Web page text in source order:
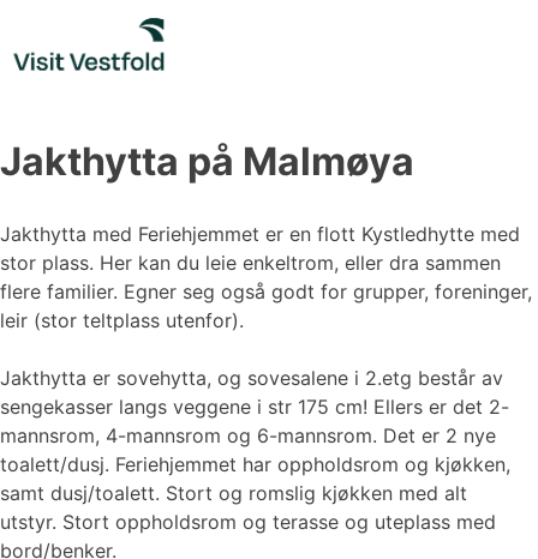
content
Jakthytta på Malmøya
Jakthytta med Feriehjemmet er en flott Kystledhytte med
stor plass. Her kan du leie enkeltrom, eller dra sammen
flere familier. Egner seg også godt for grupper, foreninger,
leir (stor teltplass utenfor).
Jakthytta er sovehytta, og sovesalene i 2.etg består av
sengekasser langs veggene i str 175 cm! Ellers er det 2-
mannsrom, 4-mannsrom og 6-mannsrom. Det er 2 nye
toalett/dusj. Feriehjemmet har oppholdsrom og kjøkken,
samt dusj/toalett. Stort og romslig kjøkken med alt
utstyr. Stort oppholdsrom og terasse og uteplass med
bord/benker.